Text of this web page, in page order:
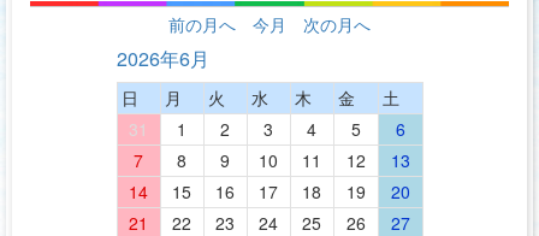
前の月へ 今月 次の月へ
2026年6月
日 月 火 水 木 金
土
31
1 2 3 4 5
6
7
8 9 10 11 12
13
14
15 16 17 18 19
20
21
22 23 24 25 26
27